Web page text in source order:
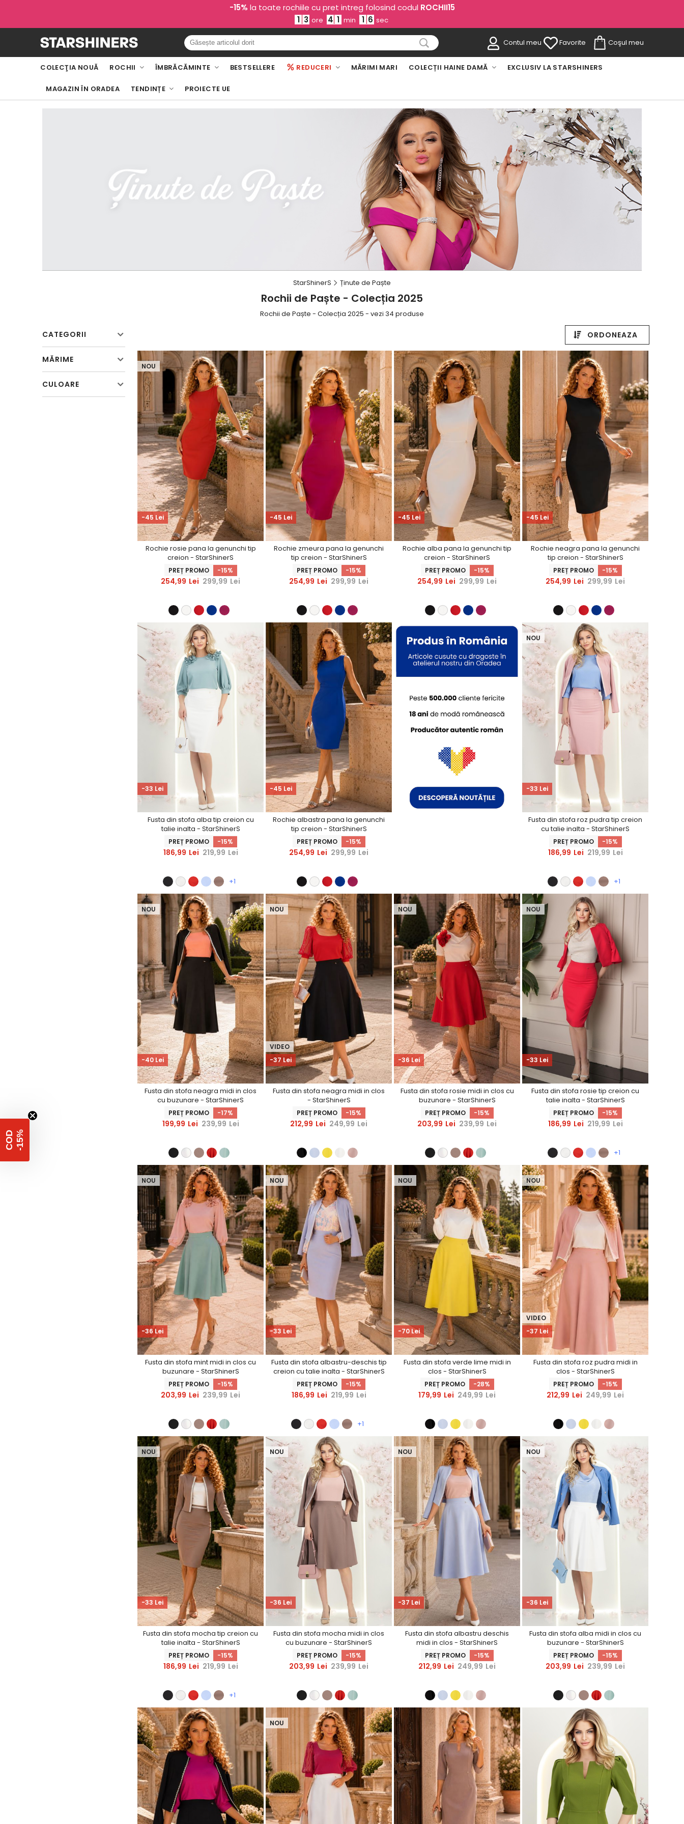
-15% la toate rochiile cu pret intreg folosind codul ROCHII15
1 3 ore 4 1 min 1 4 sec
Contul meu Favorite Coşul meu
COLECŢIA NOUĂ ROCHII ÎMBRĂCĂMINTE BESTSELLERE REDUCERI MĂRIMI MARI COLECȚII HAINE DAMĂ EXCLUSIV LA STARSHINERS
MAGAZIN ÎN ORADEA TENDINȚE PROIECTE UE
StarShinerS Ținute de Paște
Rochii de Paște - Colecția 2025
Rochii de Paște - Colecția 2025 - vezi 34 produse
CATEGORII
MĂRIME
CULOARE
ORDONEAZA
-45 Lei
NOU
Rochie rosie pana la genunchi tip
creion - StarShinerS
PREȚ PROMO -15%
254,99 Lei 299,99 Lei
-45 Lei
Rochie zmeura pana la genunchi
tip creion - StarShinerS
PREȚ PROMO -15%
254,99 Lei 299,99 Lei
-45 Lei
Rochie alba pana la genunchi tip
creion - StarShinerS
PREȚ PROMO -15%
254,99 Lei 299,99 Lei
-45 Lei
Rochie neagra pana la genunchi
tip creion - StarShinerS
PREȚ PROMO -15%
254,99 Lei 299,99 Lei
-33 Lei
Fusta din stofa alba tip creion cu
talie inalta - StarShinerS
PREȚ PROMO -15%
186,99 Lei 219,99 Lei
+1
-45 Lei
Rochie albastra pana la genunchi
tip creion - StarShinerS
PREȚ PROMO -15%
254,99 Lei 299,99 Lei
-33 Lei
NOU
Fusta din stofa roz pudra tip creion
cu talie inalta - StarShinerS
PREȚ PROMO -15%
186,99 Lei 219,99 Lei
+1
-40 Lei
NOU
Fusta din stofa neagra midi in clos
cu buzunare - StarShinerS
PREȚ PROMO -17%
199,99 Lei 239,99 Lei
-37 Lei
VIDEO
NOU
Fusta din stofa neagra midi in clos
- StarShinerS
PREȚ PROMO -15%
212,99 Lei 249,99 Lei
-36 Lei
NOU
Fusta din stofa rosie midi in clos cu
buzunare - StarShinerS
PREȚ PROMO -15%
203,99 Lei 239,99 Lei
-33 Lei
NOU
Fusta din stofa rosie tip creion cu
talie inalta - StarShinerS
PREȚ PROMO -15%
186,99 Lei 219,99 Lei
+1
-36 Lei
NOU
Fusta din stofa mint midi in clos cu
buzunare - StarShinerS
PREȚ PROMO -15%
203,99 Lei 239,99 Lei
-33 Lei
NOU
Fusta din stofa albastru-deschis tip
creion cu talie inalta - StarShinerS
PREȚ PROMO -15%
186,99 Lei 219,99 Lei
+1
-70 Lei
NOU
Fusta din stofa verde lime midi in
clos - StarShinerS
PREȚ PROMO -28%
179,99 Lei 249,99 Lei
-37 Lei
VIDEO
NOU
Fusta din stofa roz pudra midi in
clos - StarShinerS
PREȚ PROMO -15%
212,99 Lei 249,99 Lei
-33 Lei
NOU
Fusta din stofa mocha tip creion cu
talie inalta - StarShinerS
PREȚ PROMO -15%
186,99 Lei 219,99 Lei
+1
-36 Lei
NOU
Fusta din stofa mocha midi in clos
cu buzunare - StarShinerS
PREȚ PROMO -15%
203,99 Lei 239,99 Lei
-37 Lei
NOU
Fusta din stofa albastru deschis
midi in clos - StarShinerS
PREȚ PROMO -15%
212,99 Lei 249,99 Lei
-36 Lei
NOU
Fusta din stofa alba midi in clos cu
buzunare - StarShinerS
PREȚ PROMO -15%
203,99 Lei 239,99 Lei
NOU
C
O
D
-
1
5 %